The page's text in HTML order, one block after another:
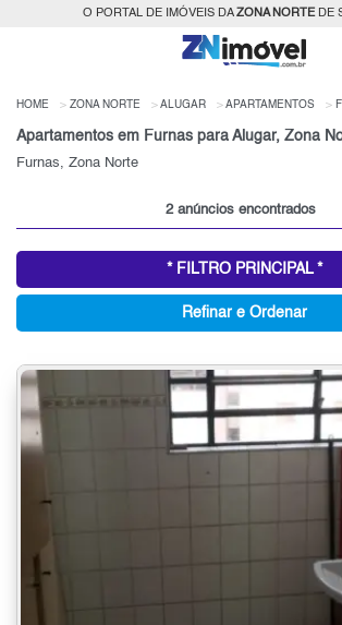
O PORTAL DE IMÓVEIS DAZONA NORTEDE
HOME ZONA NORTE ALUGAR APARTAMENTOS
Furnas, Zona Norte
2 anúncios encontrados
* FILTRO PRINCIPAL *
Refinar e Ordenar